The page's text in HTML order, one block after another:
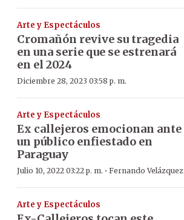
Arte y Espectáculos
Cromañón revive su tragedia
en una serie que se estrenará
en el 2024
Diciembre 28, 2023 03:58 p. m.
Arte y Espectáculos
Ex callejeros emocionan ante
un público enfiestado en
Paraguay
Julio 10, 2022 03:22 p. m. · Fernando Velázquez
Arte y Espectáculos